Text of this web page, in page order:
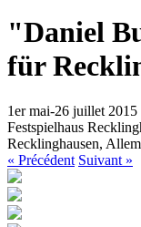
"Daniel
für
1er mai-26 juillet 2015
Festspielhaus
Recklinghausen,
« Précédent Suivant »